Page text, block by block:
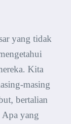
yang tidak
Kita
masing
bertalian
Apa yang